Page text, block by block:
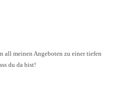
all meinen Angeboten zu einer tiefen
du da bist!